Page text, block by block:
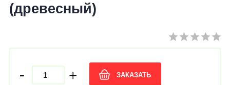
(древесный)
- + ЗАКАЗАТЬ